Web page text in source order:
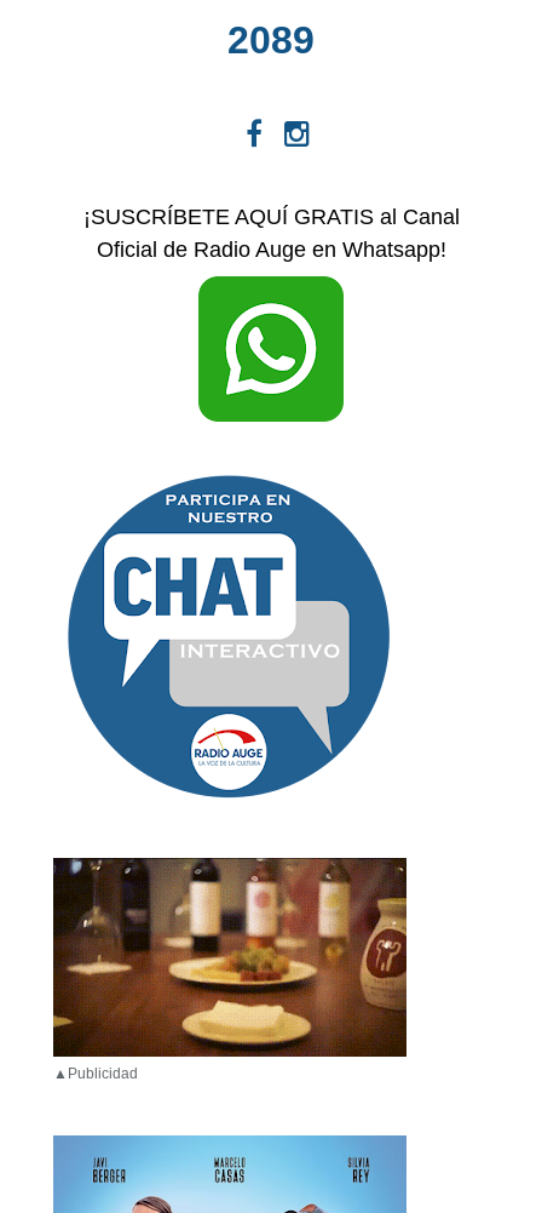
2089
¡SUSCRÍBETE AQUÍ GRATIS al Canal
Oficial de Radio Auge en Whatsapp!
▲Publicidad